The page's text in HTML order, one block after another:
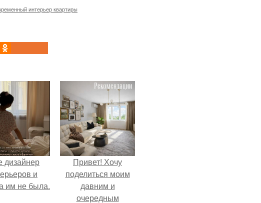
интерьер квартиры
дизайнер
и
им не была.
Привет! Хочу
поделиться моим
давним и
очередным